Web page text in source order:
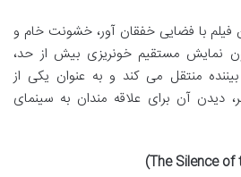
فیلم با فضایی خفقان آور، خشونت خام و
نمایش مستقیم خونریزی بیش از حد،
منتقل می کند و به عنوان یکی از
دیدن آن برای علاقه مندان به سینمای